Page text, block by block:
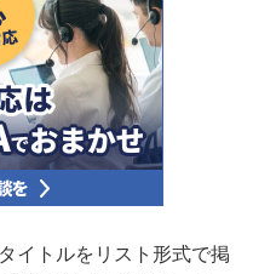
イトルをリスト形式で掲